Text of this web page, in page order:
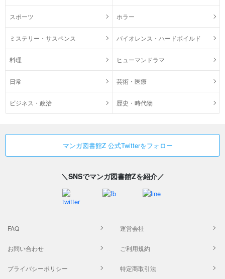
スポーツ ホラー
ミステリー・サスペンス バイオレンス・ハードボイルド
料理 ヒューマンドラマ
日常 芸術・医療
ビジネス・政治 歴史・時代物
マンガ図書館Z 公式Twitterをフォロー
＼SNSでマンガ図書館Zを紹介／
FAQ 運営会社
お問い合わせ ご利用規約
プライバシーポリシー 特定商取引法